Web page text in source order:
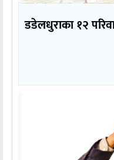
डडेलधुराका १२